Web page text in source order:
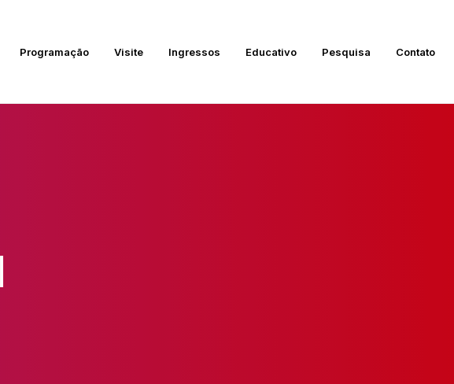
Programação Visite Ingressos Educativo Pesquisa Contato